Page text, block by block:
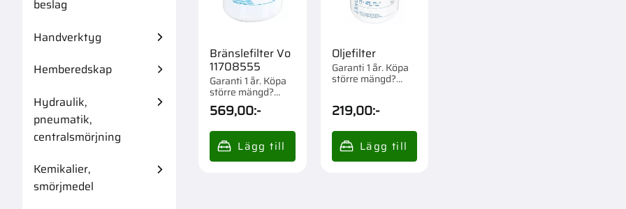
Bränslefilter Vo
11708555
Garanti 1 år. Köpa
större mängd?
Förpackad om 1/12
st.
569,00:-
Oljefilter
Garanti 1 år. Köpa
större mängd?
219,00:-
beslag
Handverktyg
Hemberedskap
Hydraulik,
pneumatik,
centralsmörjning
Kemikalier,
smörjmedel